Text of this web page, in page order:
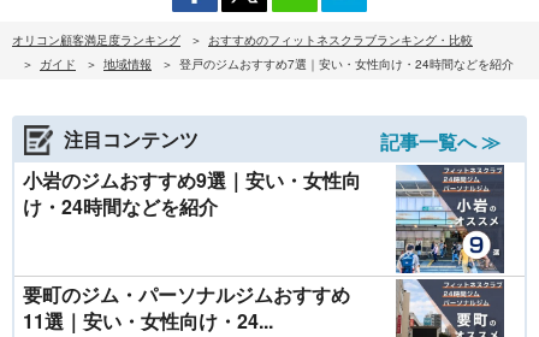
オリコン顧客満足度ランキング
おすすめのフィットネスクラブランキング・比較
ガイド
地域情報 登戸のジムおすすめ7選｜安い・女性向け・24時間などを紹介
注目コンテンツ
記事一覧へ ≫
小岩のジムおすすめ9選｜安い・女性向
け・24時間などを紹介
要町のジム・パーソナルジムおすすめ
11選｜安い・女性向け・24...